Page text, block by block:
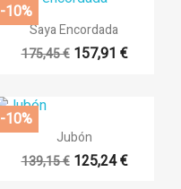
 Vista rápida
Saya Encordada
175,45 € 157,91 €
-10%
 Vista rápida
Jubón
139,15 € 125,24 €
-10%